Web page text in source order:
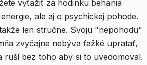
vyťažiť za hodinku behania
ale aj o psychickej pohode.
len stručne. Svoju "nepohodu"
zvyčajne nebýva ťažké upratať,
bez toho aby si to uvedomoval.